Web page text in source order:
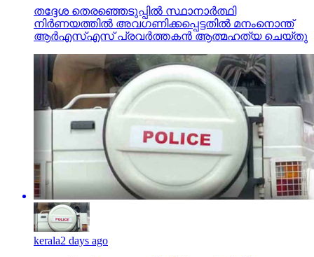
തദ്ദേശ തെരഞ്ഞെടുപ്പില്‍ സ്ഥാനാര്‍ത്ഥി
നിര്‍ണയത്തില്‍ അവഗണിക്കപ്പെട്ടതില്‍ മനംനൊന്ത്
ആര്‍എസ്എസ് പ്രവര്‍ത്തകന്‍ ആത്മഹത്യ ചെയ്തു
kerala2 days ago